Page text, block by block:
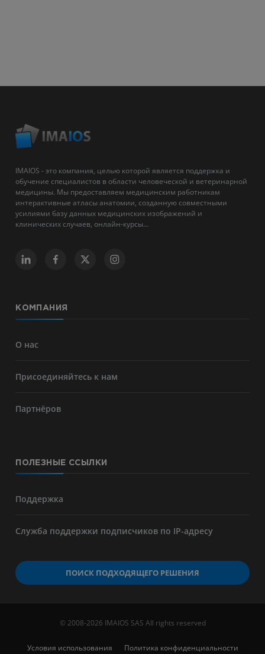
IMAIOS - это компания, целью которой является поддержка и
обучение специалистов в области человеческой и ветеринарной
медицины. Мы предоставляем медицинским работникам
интерактивные атласы анатомии, созданную совместными
усилиями базу данных медицинских изображений и
клинических случаев, онлайн-курсы...
КОМПАНИЯ
О нас
Присоединяйтесь к нам
Партнёров
ПОЛЕЗНЫЕ ССЫЛКИ
Поддержка
Служба поддержки подписчиков по IP-адресу
ПОИСК ПОДХОДЯЩЕГО РЕШЕНИЯ
© 2008-2026 IMAIOS SAS All rights reserved
Условия использования Политика конфиденциальности